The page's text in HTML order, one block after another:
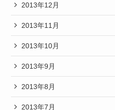
2013年12月
2013年11月
2013年10月
2013年9月
2013年8月
2013年7月